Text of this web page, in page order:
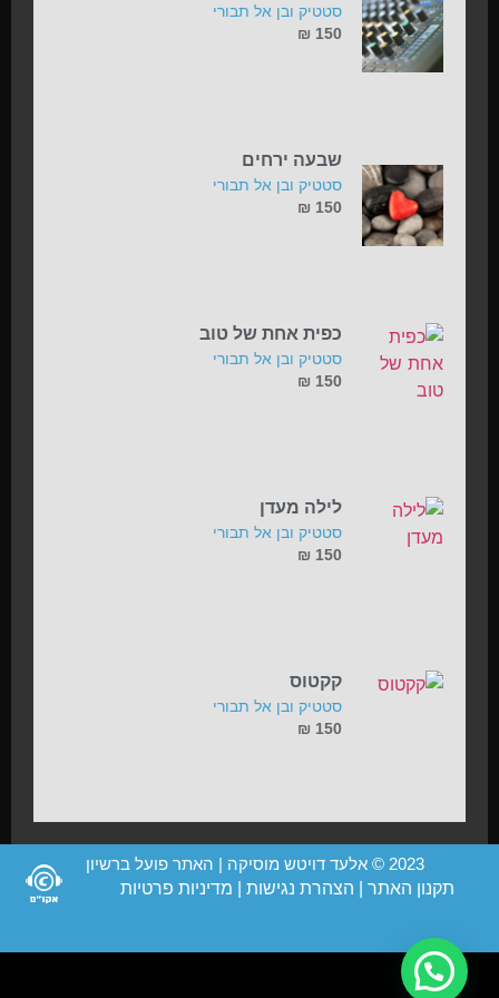
סטטיק ובן אל תבורי
₪ 150
שבעה ירחים
סטטיק ובן אל תבורי
₪ 150
כפית אחת של טוב
סטטיק ובן אל תבורי
₪ 150
לילה מעדן
סטטיק ובן אל תבורי
₪ 150
קקטוס
סטטיק ובן אל תבורי
₪ 150
2023 © אלעד דויטש מוסיקה | האתר פועל ברשיון
תקנון האתר
הצהרת נגישות מדיניות פרטיות